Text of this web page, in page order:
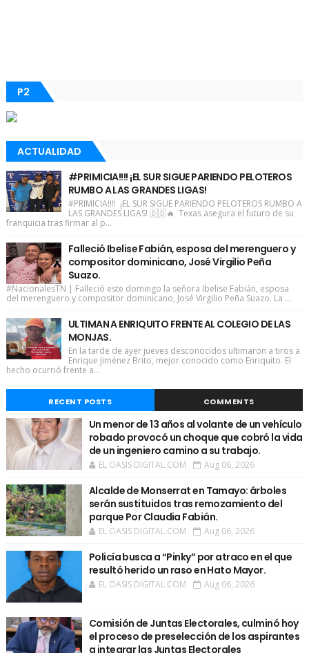
P2
ACTUALIDAD
#PRIMICIA!!!! ¡EL SUR SIGUE PARIENDO PELOTEROS
RUMBO A LAS GRANDES LIGAS!
#PRIMICIA!!!! ¡EL SUR SIGUE PARIENDO PELOTEROS RUMBO A
LAS GRANDES LIGAS! 🇩🇴🔥 Texas asegura el futuro de su
franquicia tras firmar al p...
Falleció Ibelise Fabián, esposa del merenguero y
compositor dominicano, José Virgilio Peña
Suazo.
#NacionalesTN | Falleció este domingo la señora Ibelise Fabián, esposa
del merenguero y compositor dominicano, José Virgilio Peña Suazo. La ...
ULTIMAN A ENRIQUITO FRENTE AL COLEGIO DE LAS
MONJAS.
En la tarde de ayer jueves desconocidos ultimaron a tiros a
Enrique Jiménez Brito, mejor conocido como Enriquito. El
hecho ocurrió frente a...
RECENT POSTS COMMENTS
Un menor de 13 años al volante de un vehículo
robado provocó un choque que cobró la vida
de un ingeniero camino a su trabajo.
EL OASIS DIGITAL.COM Aug 06, 2026
Alcalde de Monserrat en Tamayo: árboles
serán sustituidos tras remozamiento del
parque Por Claudia Fabián.
EL OASIS DIGITAL.COM Aug 06, 2026
Policía busca a “Pinky” por atraco en el que
resultó herido un raso en Hato Mayor.
EL OASIS DIGITAL.COM Aug 06, 2026
Comisión de Juntas Electorales, culminó hoy
el proceso de preselección de los aspirantes
a integrar las Juntas Electorales